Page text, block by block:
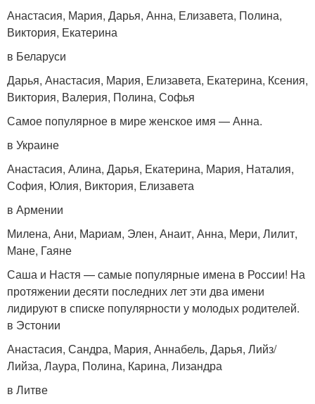
Анастасия, Мария, Дарья, Анна, Елизавета, Полина,
Виктория, Екатерина
в Беларуси
Дарья, Анастасия, Мария, Елизавета, Екатерина, Ксения,
Виктория, Валерия, Полина, Софья
Самое популярное в мире женское имя — Анна.
в Украине
Анастасия, Алина, Дарья, Екатерина, Мария, Наталия,
София, Юлия, Виктория, Елизавета
в Армении
Милена, Ани, Мариам, Элен, Анаит, Анна, Мери, Лилит,
Мане, Гаяне
Саша и Настя — самые популярные имена в России! На
протяжении десяти последних лет эти два имени
лидируют в списке популярности у молодых родителей.
в Эстонии
Анастасия, Сандра, Мария, Аннабель, Дарья, Лийз/
Лийза, Лаура, Полина, Карина, Лизандра
в Литве